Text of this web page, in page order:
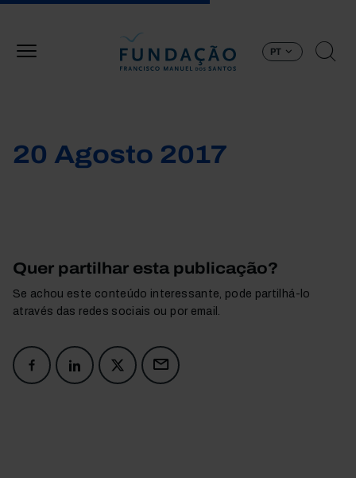
PT
20 Agosto 2017
Quer partilhar esta publicação?
Se achou este conteúdo interessante, pode partilhá-lo
através das redes sociais ou por email.